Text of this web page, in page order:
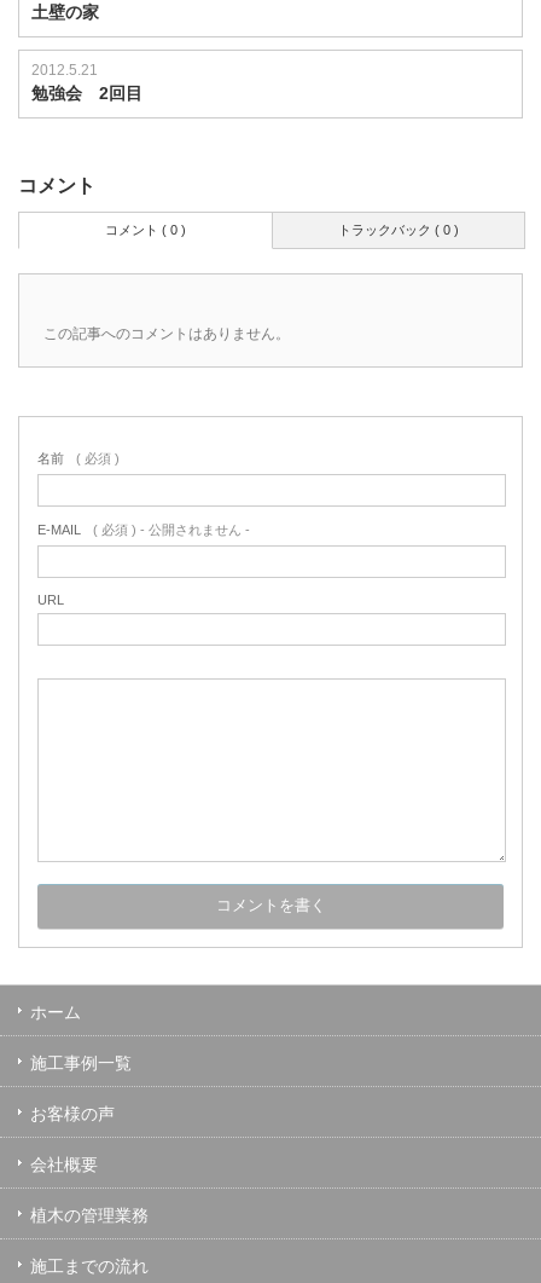
土壁の家
2012.5.21
勉強会 2回目
コメント
トラックバック ( 0 )
コメント ( 0 )
この記事へのコメントはありません。
名前 ( 必須 )
E-MAIL ( 必須 ) - 公開されません -
URL
ホーム
施工事例一覧
お客様の声
会社概要
植木の管理業務
施工までの流れ